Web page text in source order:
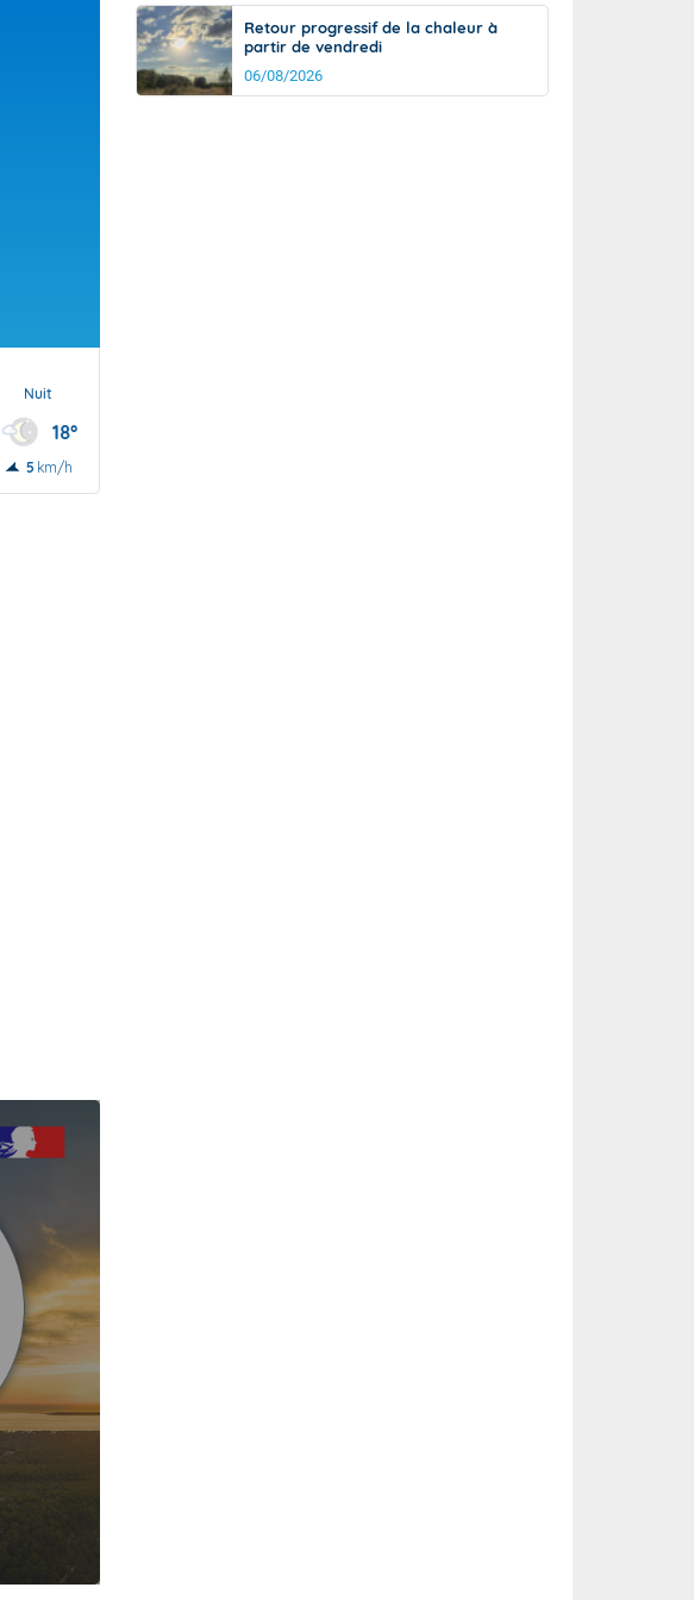
Nuit
18°
5 km/h
Retour progressif de la chaleur à
partir de vendredi
06/08/2026